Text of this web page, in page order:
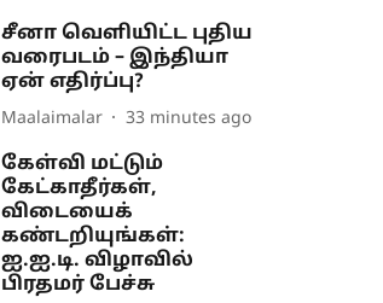
சீனா வெளியிட்ட புதிய
வரைபடம் – இந்தியா
ஏன் எதிர்ப்பு?
Maalaimalar 33 minutes ago
கேள்வி மட்டும்
கேட்காதீர்கள்,
விடையைக்
கண்டறியுங்கள்:
ஐ.ஐ.டி. விழாவில்
பிரதமர் பேச்சு